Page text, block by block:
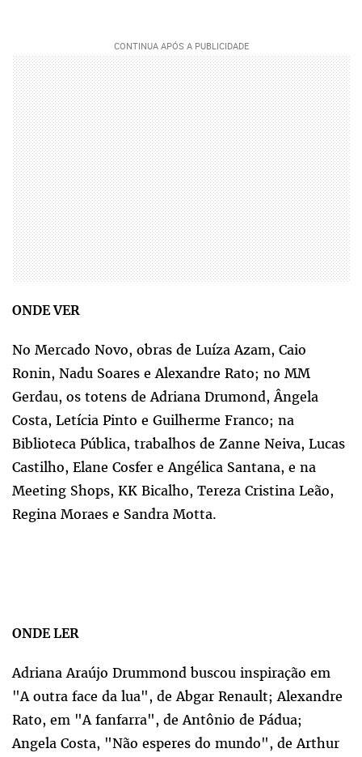
ONDE VER
No Mercado Novo, obras de Luíza Azam, Caio
Ronin, Nadu Soares e Alexandre Rato; no MM
Gerdau, os totens de Adriana Drumond, Ângela
Costa, Letícia Pinto e Guilherme Franco; na
Biblioteca Pública, trabalhos de Zanne Neiva, Lucas
Castilho, Elane Cosfer e Angélica Santana, e na
Meeting Shops, KK Bicalho, Tereza Cristina Leão,
Regina Moraes e Sandra Motta.
ONDE LER
Adriana Araújo Drummond buscou inspiração em
"A outra face da lua", de Abgar Renault; Alexandre
Rato, em "A fanfarra", de Antônio de Pádua;
Angela Costa, "Não esperes do mundo", de Arthur